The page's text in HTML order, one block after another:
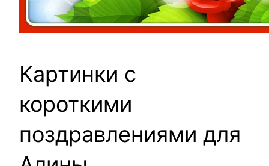
Картинки с
короткими
поздравлениями для